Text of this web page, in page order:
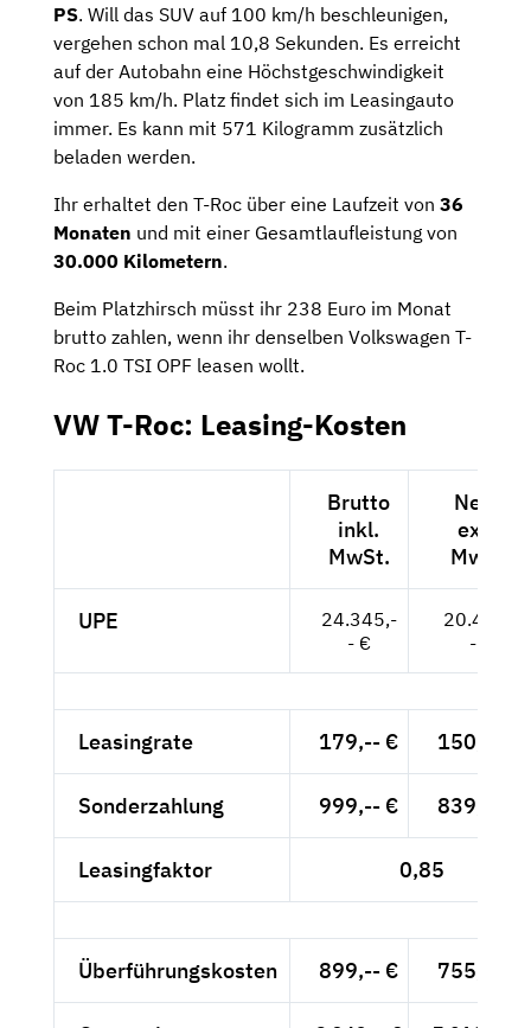
PS. Will das SUV auf 100 km/h beschleunigen,
vergehen schon mal 10,8 Sekunden. Es erreicht
auf der Autobahn eine Höchstgeschwindigkeit
von 185 km/h. Platz findet sich im Leasingauto
immer. Es kann mit 571 Kilogramm zusätzlich
beladen werden.
Ihr erhaltet den T-Roc über eine Laufzeit von 36
Monaten und mit einer Gesamtlaufleistung von
30.000 Kilometern.
Beim Platzhirsch müsst ihr 238 Euro im Monat
brutto zahlen, wenn ihr denselben Volkswagen T-
Roc 1.0 TSI OPF leasen wollt.
VW T-Roc: Leasing-Kosten
Brutto
inkl.
MwSt.
Netto
exkl.
MwSt.
UPE
24.345,-
- €
20.458,-
- €
Leasingrate 179,-- € 150,42 €
Sonderzahlung 999,-- € 839,50 €
Leasingfaktor 0,85
Überführungskosten 899,-- € 755,46 €